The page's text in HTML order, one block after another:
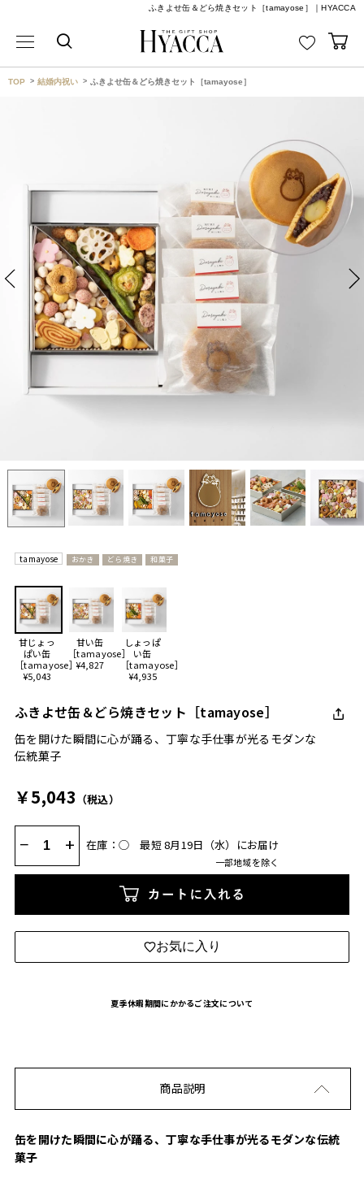
ふきよせ缶＆どら焼きセット［tamayose］｜HYACCA
TOP 結婚内祝い ふきよせ缶＆どら焼きセット［tamayose］
tamayose おかき どら焼き 和菓子
甘じょっ
ぱい缶
［tamayose］
¥5,043
甘い缶
［tamayose］
¥4,827
しょっぱ
い缶
［tamayose］
¥4,935
ふきよせ缶＆どら焼きセット［tamayose］
缶を開けた瞬間に心が踊る、丁寧な手仕事が光るモダンな
伝統菓子
￥5,043 （税込）
− + 在庫：◯ 最短 8月19日（水）にお届け
一部地域を除く
カートに入れる
お気に入り
夏季休暇期間にかかるご注文について
商品説明
缶を開けた瞬間に心が踊る、丁寧な手仕事が光るモダンな伝統
菓子